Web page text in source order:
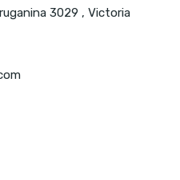
3029 , Victoria